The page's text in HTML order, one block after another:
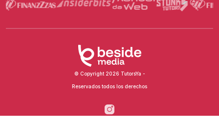
© Copyright 2026 TutorsYa -
Reservados todos los derechos